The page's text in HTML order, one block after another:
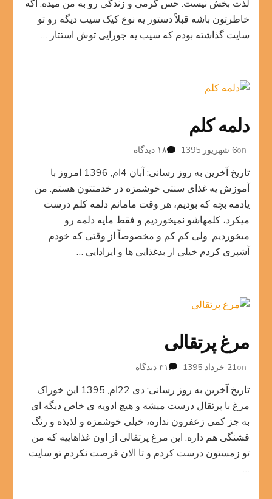
لذت بخش نیست. حس گرمی و زندگی رو به من میده. اگه
خاطرتون باشه قبلاً دستور یه نوع کیک سیب دیگه رو تو
سایت گذاشته بودم که سیب یه جورایی توش استتار …
دلمه کلم
on6 شهریور 1395 ۱۸ دیدگاه
کلم
تاریخ آخرین به روز رسانی: آبان 4ام, 1396 امروز با
آموزش یه غذای سنتی خوشمزه در خدمتتون هستم. من
یادمه بچه که بودیم، هر وقت مامانم دلمه کلم درست
میکرد، کلمهاشو نمیخوردیم و فقط مایه دلمه رو
میخوردیم. ولی کم کم و مخصوصاً از وقتی که خودم
آشپزی کردم خیلی از بدغذایی ها و ایرادایی …
مرغ پرتقالی
on21 خرداد 1395 ۳۱ دیدگاه
پرتقالی
تاریخ آخرین به روز رسانی: دی 22ام, 1395 این خوراک
مرغ با پرتقال درست میشه و هیچ ادویه ی خاص دیگه ای
به جز کمی زعفرون نداره، خیلی خوشمزه و لذیذه و رنگ
قشنگی هم داره. این مرغ پرتقالی از اون غذاهاییه که من
تو زمستون درست کردم و تا الان فرصت نکردم تو سایت
…